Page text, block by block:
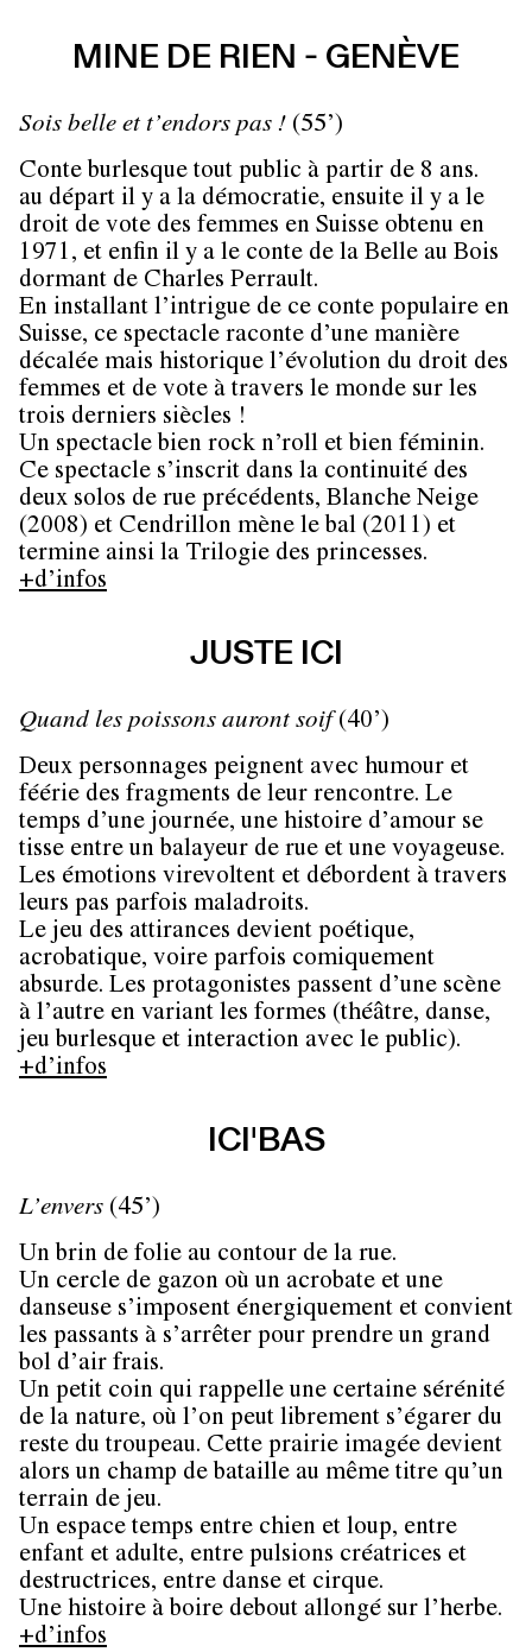
MINE DE RIEN - GENÈVE
Sois belle et t’endors pas ! (55’)
Conte burlesque tout public à partir de 8 ans.
au départ il y a la démocratie, ensuite il y a le
droit de vote des femmes en Suisse obtenu en
1971, et enfin il y a le conte de la Belle au Bois
dormant de Charles Perrault.
En installant l’intrigue de ce conte populaire en
Suisse, ce spectacle raconte d’une manière
décalée mais historique l’évolution du droit des
femmes et de vote à travers le monde sur les
trois derniers siècles !
Un spectacle bien rock n’roll et bien féminin.
Ce spectacle s’inscrit dans la continuité des
deux solos de rue précédents, Blanche Neige
(2008) et Cendrillon mène le bal (2011) et
termine ainsi la Trilogie des princesses.
+d’infos
JUSTE ICI
Quand les poissons auront soif (40’)
Deux personnages peignent avec humour et
féérie des fragments de leur rencontre. Le
temps d’une journée, une histoire d’amour se
tisse entre un balayeur de rue et une voyageuse.
Les émotions virevoltent et débordent à travers
leurs pas parfois maladroits.
Le jeu des attirances devient poétique,
acrobatique, voire parfois comiquement
absurde. Les protagonistes passent d’une scène
à l’autre en variant les formes (théâtre, danse,
jeu burlesque et interaction avec le public).
+d’infos
ICI'BAS
L’envers (45’)
Un brin de folie au contour de la rue.
Un cercle de gazon où un acrobate et une
danseuse s’imposent énergiquement et convient
les passants à s’arrêter pour prendre un grand
bol d’air frais.
Un petit coin qui rappelle une certaine sérénité
de la nature, où l’on peut librement s’égarer du
reste du troupeau. Cette prairie imagée devient
alors un champ de bataille au même titre qu’un
terrain de jeu.
Un espace temps entre chien et loup, entre
enfant et adulte, entre pulsions créatrices et
destructrices, entre danse et cirque.
Une histoire à boire debout allongé sur l’herbe.
+d’infos